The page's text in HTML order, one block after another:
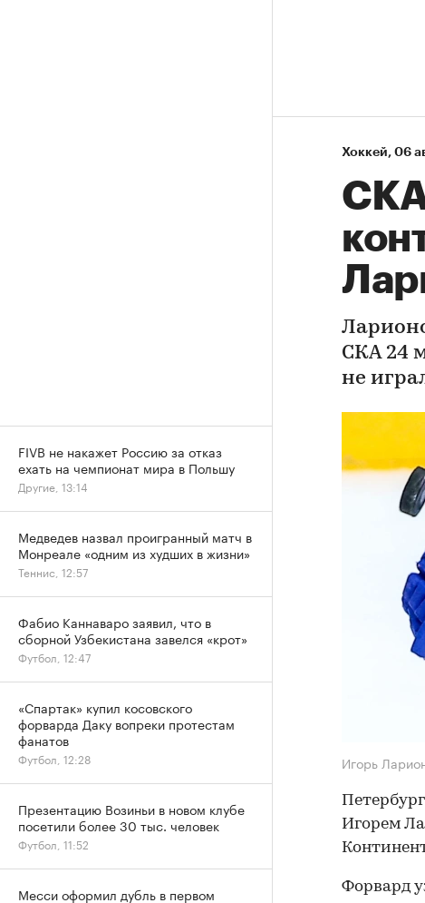
Хоккей⁠, 06
СКА 24
не
Игорь
Игорем
Форвард
FIVB не накажет Россию за отказ
ехать на чемпионат мира в Польшу
Другие, 13:14
Медведев назвал проигранный матч в
Монреале «одним из худших в жизни»
Теннис, 12:57
Фабио Каннаваро заявил, что в
сборной Узбекистана завелся «крот»
Футбол, 12:47
«Спартак» купил косовского
форварда Даку вопреки протестам
фанатов
Футбол, 12:28
Презентацию Возиньи в новом клубе
посетили более 30 тыс. человек
Футбол, 11:52
Месси оформил дубль в первом